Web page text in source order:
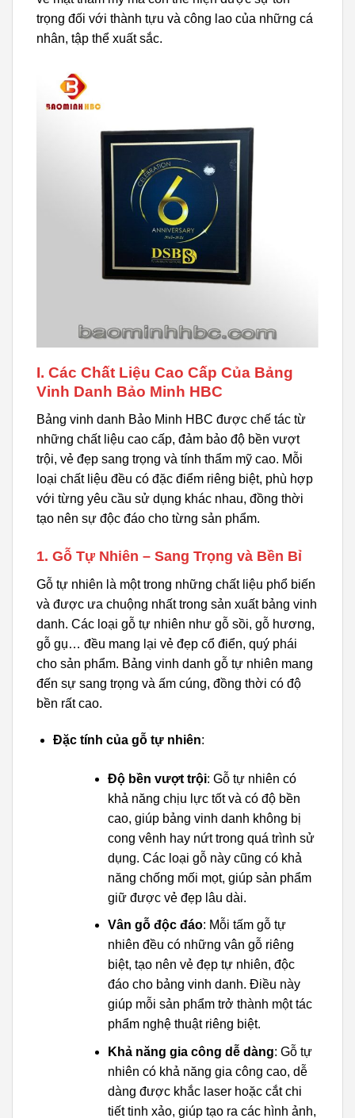
trọng đối với thành tựu và công lao của những cá
nhân, tập thể xuất sắc.
I. Các Chất Liệu Cao Cấp Của Bảng
Vinh Danh Bảo Minh HBC
Bảng vinh danh Bảo Minh HBC được chế tác từ
những chất liệu cao cấp, đảm bảo độ bền vượt
trội, vẻ đẹp sang trọng và tính thẩm mỹ cao. Mỗi
loại chất liệu đều có đặc điểm riêng biệt, phù hợp
với từng yêu cầu sử dụng khác nhau, đồng thời
tạo nên sự độc đáo cho từng sản phẩm.
1. Gỗ Tự Nhiên – Sang Trọng và Bền Bỉ
Gỗ tự nhiên là một trong những chất liệu phổ biến
và được ưa chuộng nhất trong sản xuất bảng vinh
danh. Các loại gỗ tự nhiên như gỗ sồi, gỗ hương,
gỗ gụ… đều mang lại vẻ đẹp cổ điển, quý phái
cho sản phẩm. Bảng vinh danh gỗ tự nhiên mang
đến sự sang trọng và ấm cúng, đồng thời có độ
bền rất cao.
Đặc tính của gỗ tự nhiên:
Độ bền vượt trội: Gỗ tự nhiên có
khả năng chịu lực tốt và có độ bền
cao, giúp bảng vinh danh không bị
cong vênh hay nứt trong quá trình sử
dụng. Các loại gỗ này cũng có khả
năng chống mối mọt, giúp sản phẩm
giữ được vẻ đẹp lâu dài.
Vân gỗ độc đáo: Mỗi tấm gỗ tự
nhiên đều có những vân gỗ riêng
biệt, tạo nên vẻ đẹp tự nhiên, độc
đáo cho bảng vinh danh. Điều này
giúp mỗi sản phẩm trở thành một tác
phẩm nghệ thuật riêng biệt.
Khả năng gia công dễ dàng: Gỗ tự
nhiên có khả năng gia công cao, dễ
dàng được khắc laser hoặc cắt chi
tiết tinh xảo, giúp tạo ra các hình ảnh,